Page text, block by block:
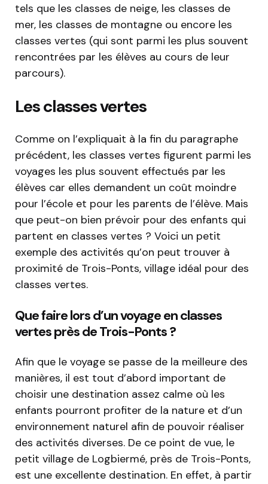
tels que les classes de neige, les classes de
mer, les classes de montagne ou encore les
classes vertes (qui sont parmi les plus souvent
rencontrées par les élèves au cours de leur
parcours).
Les classes vertes
Comme on l’expliquait à la fin du paragraphe
précédent, les classes vertes figurent parmi les
voyages les plus souvent effectués par les
élèves car elles demandent un coût moindre
pour l’école et pour les parents de l’élève. Mais
que peut-on bien prévoir pour des enfants qui
partent en classes vertes ? Voici un petit
exemple des activités qu’on peut trouver à
proximité de Trois-Ponts, village idéal pour des
classes vertes.
Que faire lors d’un voyage en classes
vertes près de Trois-Ponts ?
Afin que le voyage se passe de la meilleure des
manières, il est tout d’abord important de
choisir une destination assez calme où les
enfants pourront profiter de la nature et d’un
environnement naturel afin de pouvoir réaliser
des activités diverses. De ce point de vue, le
petit village de Logbiermé, près de Trois-Ponts,
est une excellente destination. En effet, à partir